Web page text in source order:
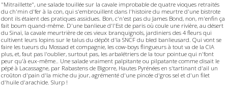
"Mitraillette", une salade touillée sur la cavale improbable de quatre vioques retraités
du ch'min d'fer à la con, qui s'embrouillent dans l'histoire du meurtre d'une bistrote
dont ils étaient des pratiques assidues. Bon, c'n'est pas du James Bond, non, m'enfin ça
fait boum quand-même. D'une banlieue d'l'Est de paris où coule une rivière, au désert
du Sinaï, la cavale meurtrière de ces vieux branquignols, jardiniers des 4 fleurs qui
cultivent leurs lopins sur le talus du dépôt d'la SNCF du bled banlieusard. Qui vont se
faire les tueurs du Mossad et compagnie, les cow-boys flingueurs à tout va de la CIA
plus, et, faut pas l'oublier, surtout pas, les arbalétriers de la tour pointue qui n'font
peur qu'à eux-même.. Une salade vraiment palpitante ou pilpatante comme disait le
pépé à Lacassagne, par Rabastens de Bigorre, Hautes Pyrénées en s'tartinant d'ail un
croûton d'pain d'la miche du jour, agrémenté d'une pincée d'gros sel et d'un filet
d'huile d'arachide. Slurp !